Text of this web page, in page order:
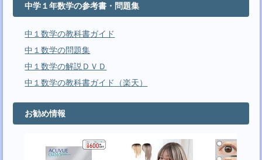
中学１年数学の参考書・問題集
中１数学の教科書ガイド
中１数学の問題集
中１数学の解説ＤＶＤ
中１数学の教科書ガイド（楽天）
お勧め情報